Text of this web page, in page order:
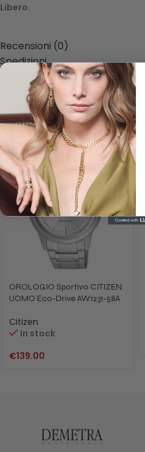
Libero.
Recensioni (0)
Spedizioni
Misure - Incisioni - Domande
Prodotti correlati
OROLOGIO Sportivo CITIZEN
UOMO Eco-Drive AW1231-58A
Citizen
In stock
€139.00